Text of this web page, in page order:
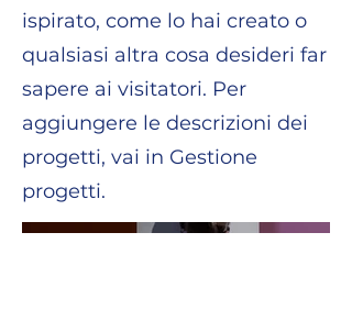
ispirato, come lo hai creato o
qualsiasi altra cosa desideri far
sapere ai visitatori. Per
aggiungere le descrizioni dei
progetti, vai in Gestione
progetti.